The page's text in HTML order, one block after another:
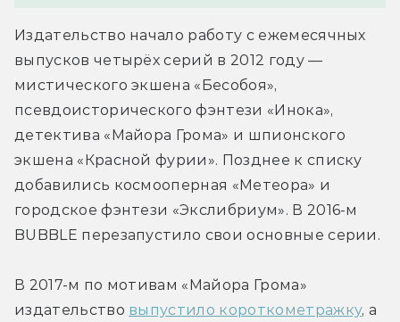
Издательство начало работу с ежемесячных
выпусков четырёх серий в 2012 году —
мистического экшена «Бесобоя»,
псевдоисторического фэнтези «Инока»,
детектива «Майора Грома» и шпионского
экшена «Красной фурии». Позднее к списку
добавились космооперная «Метеора» и
городское фэнтези «Экслибриум». В 2016-м
BUBBLE перезапустило свои основные серии.
В 2017-м по мотивам «Майора Грома»
издательство выпустило короткометражку, а